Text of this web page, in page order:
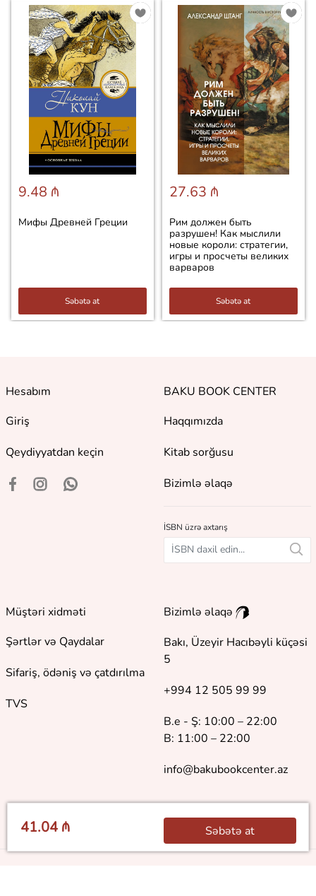
41.04 ₼ Səbətə at
9.48 ₼
Мифы Древней Греции
Səbətə at
27.63 ₼
Рим должен быть
разрушен! Как мыслили
новые короли: стратегии,
игры и просчеты великих
варваров
Səbətə at
Hesabım
Giriş
Qeydiyyatdan keçin
BAKU BOOK CENTER
Haqqımızda
Kitab sorğusu
Bizimlə əlaqə
İSBN üzrə axtarış
Müştəri xidməti
Şərtlər və Qaydalar
Sifariş, ödəniş və çatdırılma
TVS
Bizimlə əlaqə
Bakı, Üzeyir Hacıbəyli küçəsi
5
+994 12 505 99 99
B.e - Ş: 10:00 – 22:00
B: 11:00 – 22:00
info@bakubookcenter.az